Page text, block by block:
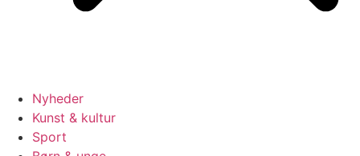
Nyheder
Kunst & kultur
Sport